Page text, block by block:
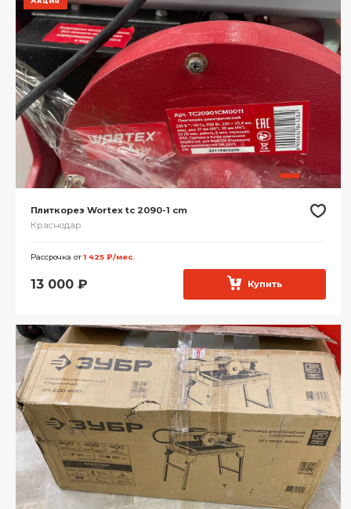
Плиткорез Wortex tc 2090-1 cm
Краснодар
Рассрочка от1 425 ₽/мес.
13 000 ₽ Купить